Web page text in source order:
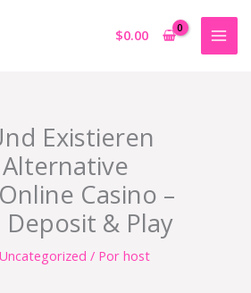
$0.00
Existieren
Casino –
& Play
Uncategorized / Por host